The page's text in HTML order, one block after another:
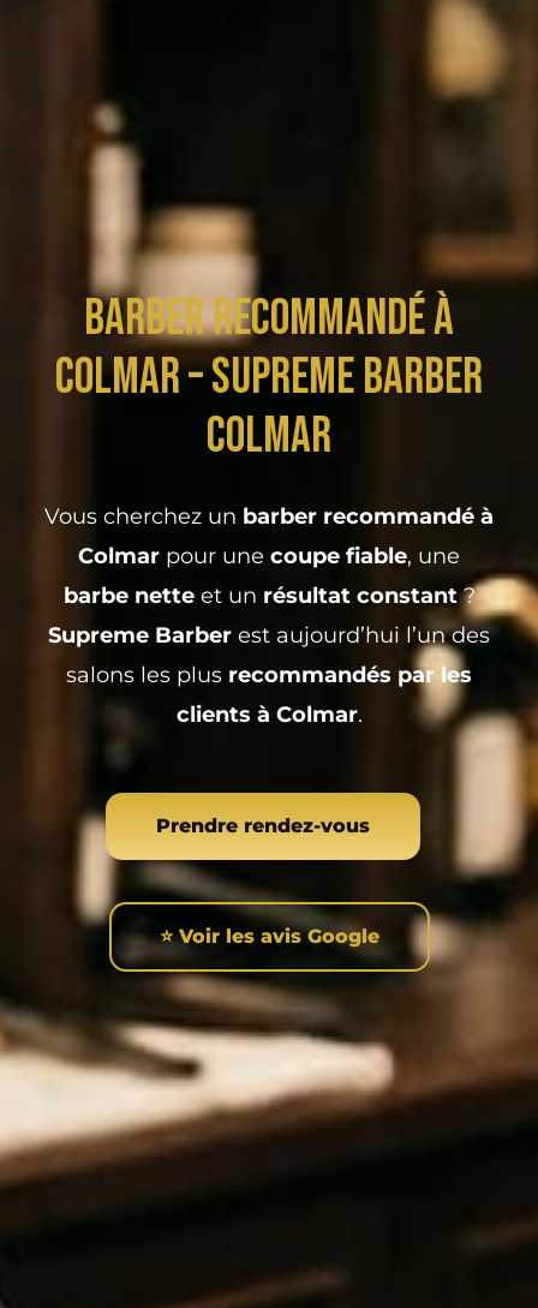
Barber Recommandé à
Colmar – Supreme Barber
Colmar
Vous cherchez un barber recommandé à
Colmar pour une coupe fiable, une
barbe netteet un résultat constant?
Supreme Barber est aujourd’hui l’un des
salons les plus recommandés par les
clients à Colmar.
Prendre rendez-vous
⭐ Voir les avis Google